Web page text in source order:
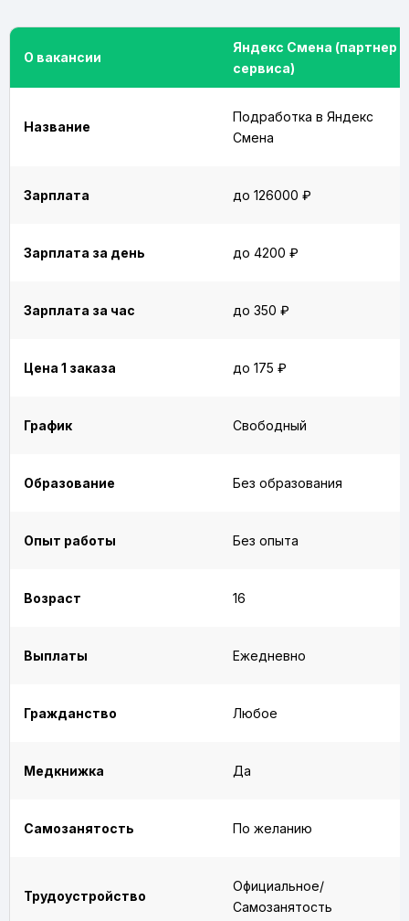
О вакансии
Яндекс Смена (партнер
сервиса)
Название
Подработка в Яндекс
Смена
Зарплата до 126000 ₽
Зарплата за день до 4200 ₽
Зарплата за час до 350 ₽
Цена 1 заказа до 175 ₽
График Свободный
Образование Без образования
Опыт работы Без опыта
Возраст 16
Выплаты Ежедневно
Гражданство Любое
Медкнижка Да
Самозанятость По желанию
Трудоустройство
Официальное/
Самозанятость